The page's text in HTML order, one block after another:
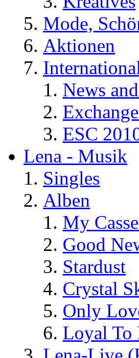
Mode,
Aktionen
News
ESC
Lena - Musik
Singles
Alben
My
Good
Stardust
Crystal
Only
Loyal To